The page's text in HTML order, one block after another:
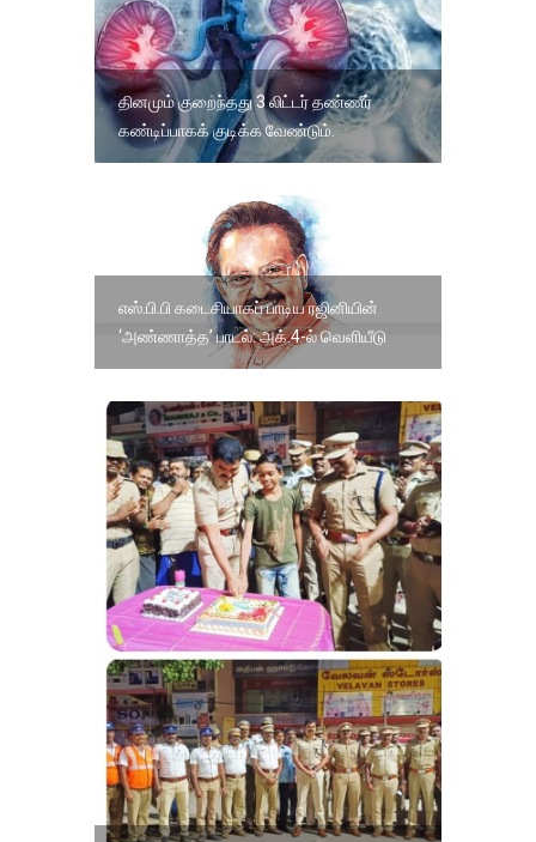
தினமும் குறைந்தது 3 லிட்டர் தண்ணீர்
கண்டிப்பாகக் குடிக்க வேண்டும்.
எஸ்.பி.பி கடைசியாகப் பாடிய ரஜினியின்
‘அண்ணாத்த’ பாடல்: அக்.4-ல் வெளியீடு